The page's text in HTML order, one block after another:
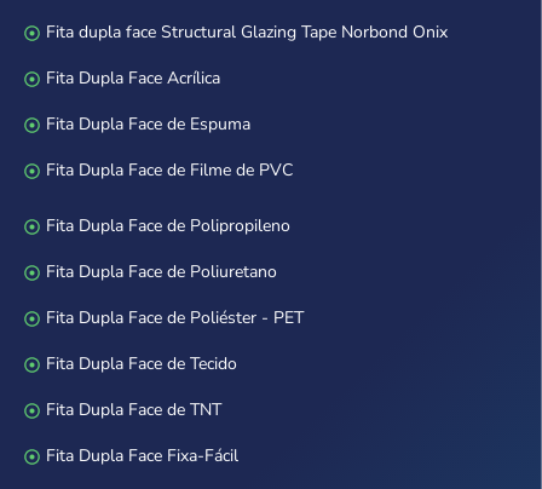
Fita dupla face Structural Glazing Tape Norbond Onix
Fita Dupla Face Acrílica
Fita Dupla Face de Espuma
Fita Dupla Face de Filme de PVC
Fita Dupla Face de Polipropileno
Fita Dupla Face de Poliuretano
Fita Dupla Face de Poliéster - PET
Fita Dupla Face de Tecido
Fita Dupla Face de TNT
Fita Dupla Face Fixa-Fácil